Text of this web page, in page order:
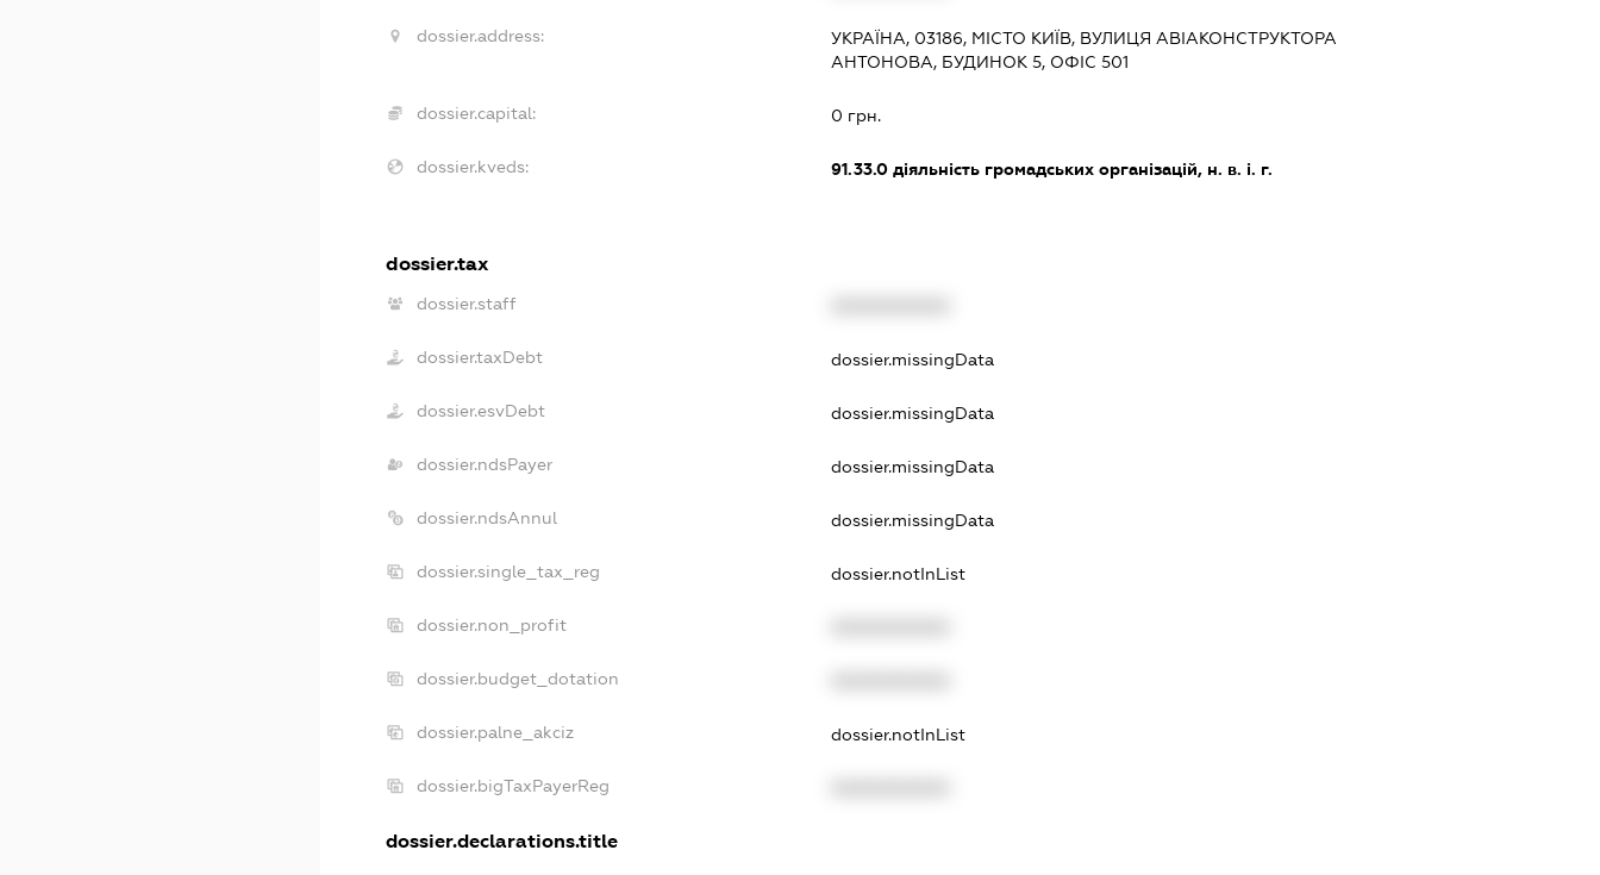
dossier.address:
УКРАЇНА, 03186, МІСТО КИЇВ, ВУЛИЦЯ АВІАКОНСТРУКТОРА
АНТОНОВА, БУДИНОК 5, ОФІС 501
dossier.capital: 0 грн.
dossier.kveds: 91.33.0діяльність громадських організацій, н. в. і. г.
dossier.tax
dossier.staff
dossier.taxDebt dossier.missingData
dossier.esvDebt dossier.missingData
dossier.ndsPayer dossier.missingData
dossier.ndsAnnul dossier.missingData
dossier.single_tax_reg dossier.notInList
dossier.non_profit
dossier.budget_dotation
dossier.palne_akciz dossier.notInList
dossier.bigTaxPayerReg
dossier.declarations.title